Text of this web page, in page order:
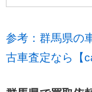
参考：群馬県の
古車査定なら【